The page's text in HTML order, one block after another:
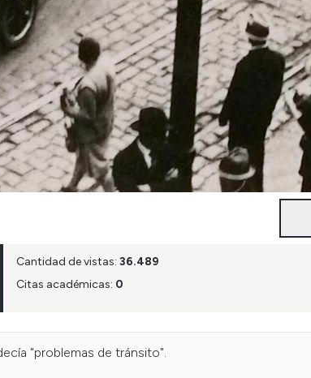
Cantidad de vistas: 36.489
Citas académicas: 0
"problemas de tránsito".